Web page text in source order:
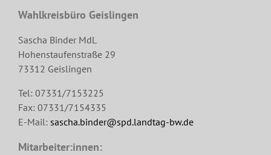
Wahlkreisbüro Geislingen
Sascha Binder MdL
Hohenstaufenstraße 29
73312 Geislingen
Tel: 07331/7153225
Fax: 07331/7154335
E-Mail: sascha.binder@spd.landtag-bw.de
Mitarbeiter:innen: